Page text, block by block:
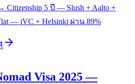
5 ปี — Slush + Aalto +
— iVC + Helsinki ผ่าน 89%
Visa 2025 —